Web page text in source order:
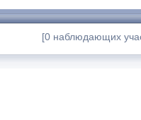
[0 наблюдающих